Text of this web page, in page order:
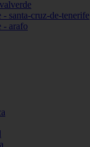
- santa-cruz-de-tenerife
- arafo